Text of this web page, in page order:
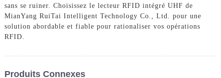
sans se ruiner. Choisissez le lecteur RFID intégré UHF de
MianYang RuiTai Intelligent Technology Co., Ltd. pour une
solution abordable et fiable pour rationaliser vos opérations
RFID.
Produits Connexes